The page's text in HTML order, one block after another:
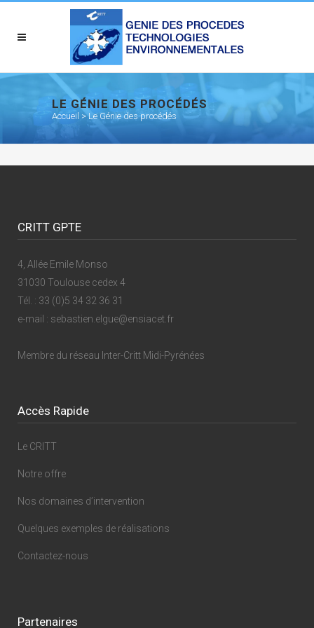
LE GÉNIE DES PROCÉDÉS
Accueil >Le Génie des procédés
CRITT GPTE
4, Allée Emile Monso
31030 Toulouse cedex 4
Tél. : 33 (0)5 34 32 36 31
e-mail : sebastien.elgue@ensiacet.fr
Membre du réseau Inter-Critt Midi-Pyrénées
Accès Rapide
Le CRITT
Notre offre
Nos domaines d’intervention
Quelques exemples de réalisations
Contactez-nous
Partenaires